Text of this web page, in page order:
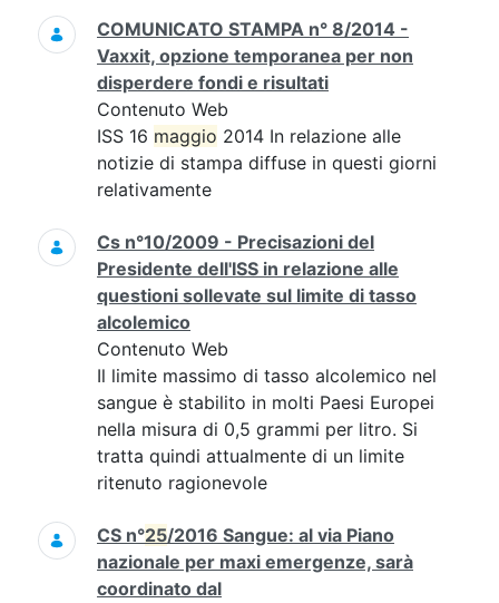
COMUNICATO STAMPA n° 8/2014 -
Vaxxit, opzione temporanea per non
disperdere fondi e risultati
Contenuto Web
ISS 16 maggio 2014 In relazione alle
notizie di stampa diffuse in questi giorni
relativamente
Cs n°10/2009 - Precisazioni del
Presidente dell'ISS in relazione alle
questioni sollevate sul limite di tasso
alcolemico
Contenuto Web
Il limite massimo di tasso alcolemico nel
sangue è stabilito in molti Paesi Europei
nella misura di 0,5 grammi per litro. Si
tratta quindi attualmente di un limite
ritenuto ragionevole
CS n°25/2016 Sangue: al via Piano
nazionale per maxi emergenze, sarà
coordinato dal